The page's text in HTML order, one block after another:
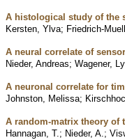
A histological study of the
Kersten, Ylva; Friedrich-
A neural correlate of
Nieder, Andreas; Wagener,
A neuronal correlate for
Johnston, Melissa;
A random-matrix theory of
Hannagan, T. ; Nieder, A. ;